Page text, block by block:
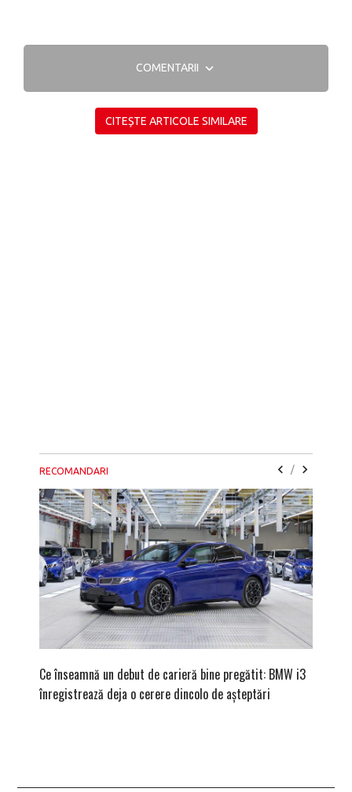
COMENTARII
CITEȘTE ARTICOLE SIMILARE
RECOMANDARI /
Ce înseamnă un debut de carieră bine pregătit: BMW i3
înregistrează deja o cerere dincolo de așteptări